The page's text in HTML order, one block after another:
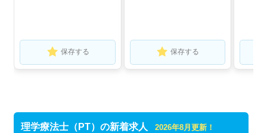
保存する 保存する
理学療法士（PT）の新着求人 2026年8月更新！